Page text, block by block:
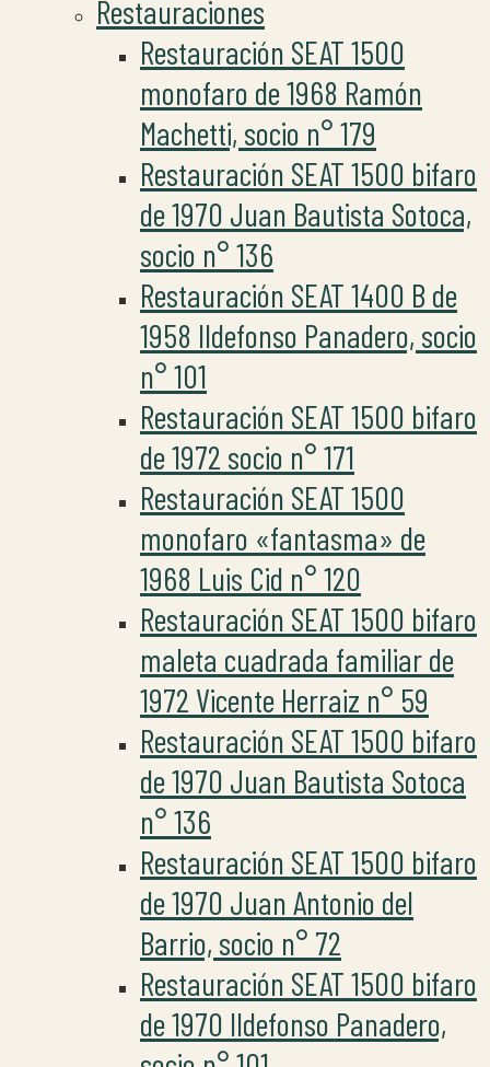
Restauraciones
Restauración SEAT 1500
monofaro de 1968 Ramón
Machetti, socio n° 179
Restauración SEAT 1500 bifaro
de 1970 Juan Bautista Sotoca,
socio n° 136
Restauración SEAT 1400 B de
1958 Ildefonso Panadero, socio
n° 101
Restauración SEAT 1500 bifaro
de 1972 socio n° 171
Restauración SEAT 1500
monofaro «fantasma» de
1968 Luis Cid n° 120
Restauración SEAT 1500 bifaro
maleta cuadrada familiar de
1972 Vicente Herraiz n° 59
Restauración SEAT 1500 bifaro
de 1970 Juan Bautista Sotoca
n° 136
Restauración SEAT 1500 bifaro
de 1970 Juan Antonio del
Barrio, socio n° 72
Restauración SEAT 1500 bifaro
de 1970 Ildefonso Panadero,